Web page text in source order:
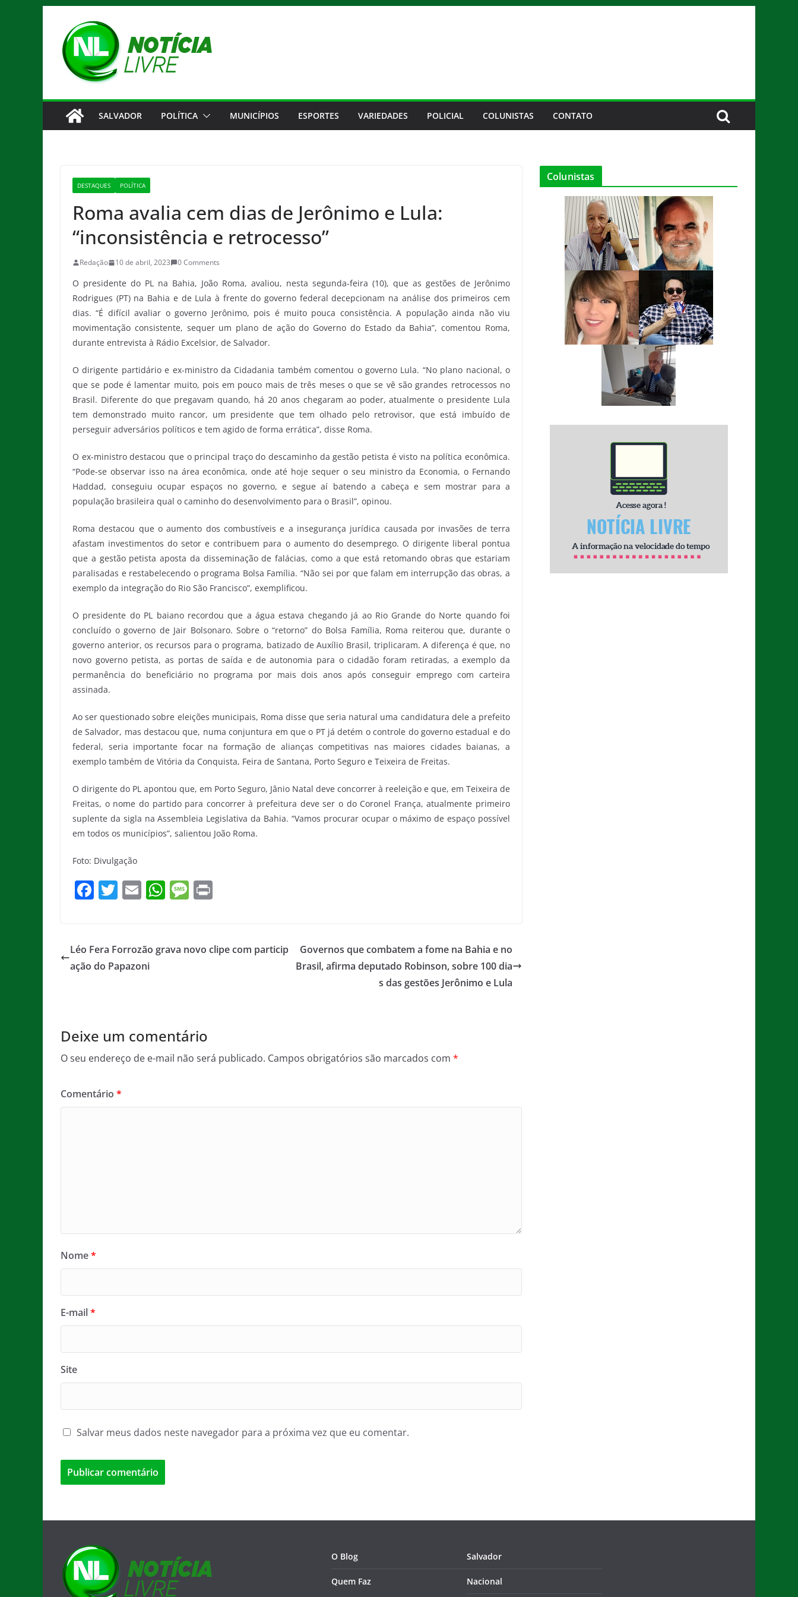
conteúdo
SALVADOR POLÍTICA MUNICÍPIOS ESPORTES VARIEDADES POLICIAL COLUNISTAS CONTATO
DESTAQUES POLÍTICA
Roma avalia cem dias de Jerônimo e Lula:
“inconsistência e retrocesso”
Redação 10 de abril, 2023 0 Comments
O presidente do PL na Bahia, João Roma, avaliou, nesta segunda-feira (10), que as gestões de Jerônimo
Rodrigues (PT) na Bahia e de Lula à frente do governo federal decepcionam na análise dos primeiros cem
dias. “É difícil avaliar o governo Jerônimo, pois é muito pouca consistência. A população ainda não viu
movimentação consistente, sequer um plano de ação do Governo do Estado da Bahia”, comentou Roma,
durante entrevista à Rádio Excelsior, de Salvador.
O dirigente partidário e ex-ministro da Cidadania também comentou o governo Lula. “No plano nacional, o
que se pode é lamentar muito, pois em pouco mais de três meses o que se vê são grandes retrocessos no
Brasil. Diferente do que pregavam quando, há 20 anos chegaram ao poder, atualmente o presidente Lula
tem demonstrado muito rancor, um presidente que tem olhado pelo retrovisor, que está imbuído de
perseguir adversários políticos e tem agido de forma errática”, disse Roma.
O ex-ministro destacou que o principal traço do descaminho da gestão petista é visto na política econômica.
“Pode-se observar isso na área econômica, onde até hoje sequer o seu ministro da Economia, o Fernando
Haddad, conseguiu ocupar espaços no governo, e segue aí batendo a cabeça e sem mostrar para a
população brasileira qual o caminho do desenvolvimento para o Brasil”, opinou.
Roma destacou que o aumento dos combustíveis e a insegurança jurídica causada por invasões de terra
afastam investimentos do setor e contribuem para o aumento do desemprego. O dirigente liberal pontua
que a gestão petista aposta da disseminação de falácias, como a que está retomando obras que estariam
paralisadas e restabelecendo o programa Bolsa Família. “Não sei por que falam em interrupção das obras, a
exemplo da integração do Rio São Francisco”, exemplificou.
O presidente do PL baiano recordou que a água estava chegando já ao Rio Grande do Norte quando foi
concluído o governo de Jair Bolsonaro. Sobre o “retorno” do Bolsa Família, Roma reiterou que, durante o
governo anterior, os recursos para o programa, batizado de Auxílio Brasil, triplicaram. A diferença é que, no
novo governo petista, as portas de saída e de autonomia para o cidadão foram retiradas, a exemplo da
permanência do beneficiário no programa por mais dois anos após conseguir emprego com carteira
assinada.
Ao ser questionado sobre eleições municipais, Roma disse que seria natural uma candidatura dele a prefeito
de Salvador, mas destacou que, numa conjuntura em que o PT já detém o controle do governo estadual e do
federal, seria importante focar na formação de alianças competitivas nas maiores cidades baianas, a
exemplo também de Vitória da Conquista, Feira de Santana, Porto Seguro e Teixeira de Freitas.
O dirigente do PL apontou que, em Porto Seguro, Jânio Natal deve concorrer à reeleição e que, em Teixeira de
Freitas, o nome do partido para concorrer à prefeitura deve ser o do Coronel França, atualmente primeiro
suplente da sigla na Assembleia Legislativa da Bahia. “Vamos procurar ocupar o máximo de espaço possível
em todos os municípios”, salientou João Roma.
Foto: Divulgação
F
e
b
T
er
E
l
W
s
M
a
Léo Fera Forrozão grava novo clipe com particip
ação do Papazoni
Governos que combatem a fome na Bahia e no
Brasil, afirma deputado Robinson, sobre 100 dia
s das gestões Jerônimo e Lula
Deixe um comentário
O seu endereço de e-mail não será publicado. Campos obrigatórios são marcados com *
Comentário *
Nome*
E-mail*
Site
Salvar meus dados neste navegador para a próxima vez que eu comentar.
Colunistas
O Blog
Quem Faz
Salvador
Nacional